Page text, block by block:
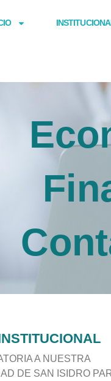
A NUESTRA
DE SAN ISIDRO